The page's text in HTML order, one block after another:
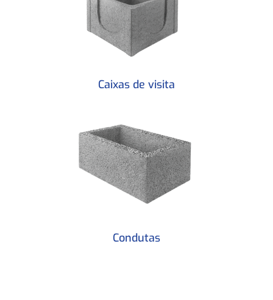
Caixas de visita
Condutas